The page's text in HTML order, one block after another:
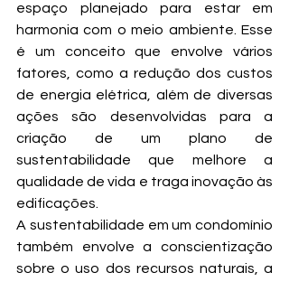
espaço planejado para estar em
harmonia com o meio ambiente. Esse
é um conceito que envolve vários
fatores, como a redução dos custos
de energia elétrica, além de diversas
ações são desenvolvidas para a
criação de um plano de
sustentabilidade que melhore a
qualidade de vida e traga inovação às
edificações.
A sustentabilidade em um condomínio
também envolve a conscientização
sobre o uso dos recursos naturais, a